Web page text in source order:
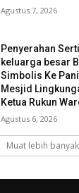
Agustus 7, 2026
Penyerahan
keluarga besar
Simbolis Ke
Mesjid
Ketua Rukun
Agustus 6, 2026
Muat lebih banyak